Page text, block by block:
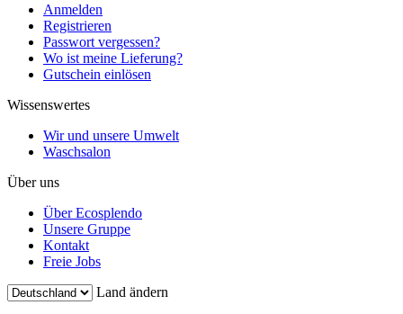
Anmelden
Registrieren
Passwort vergessen?
Wo ist meine Lieferung?
Gutschein einlösen
Wissenswertes
Wir und unsere Umwelt
Waschsalon
Über uns
Über Ecosplendo
Unsere Gruppe
Kontakt
Freie Jobs
Land ändern